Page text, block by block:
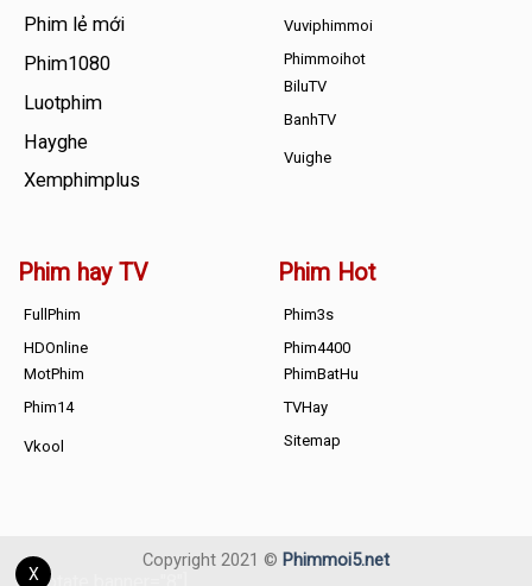
Phim lẻ mới
Phim1080
Luotphim
Hayghe
Xemphimplus
Vuviphimmoi
Phimmoihot
BiluTV
BanhTV
Vuighe
Phim hay TV
FullPhim
HDOnline
MotPhim
Phim14
Vkool
Phim Hot
Phim3s
Phim4400
PhimBatHu
TVHay
Sitemap
X
Copyright 2021 © Phimmoi5.net